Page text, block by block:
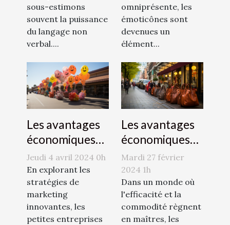
sous-estimons
souvent la puissance
du langage non
verbal....
omniprésente, les
émoticônes sont
devenues un
élément...
Les avantages
économiques
de la publicité
par
montgolfière
pour les petites
entreprises
Jeudi 4 avril 2024 0h
En explorant les
stratégies de
marketing
innovantes, les
petites entreprises
Les avantages
économiques
des zones de
dépose-minute
pour les
commerces
locaux
Mardi 27 février
2024 1h
Dans un monde où
l'efficacité et la
commodité règnent
en maîtres, les